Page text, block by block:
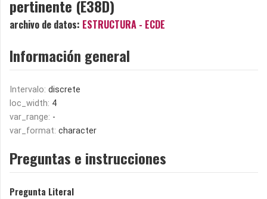
pertinente (E38D)
archivo de datos: ESTRUCTURA - ECDE
Información general
Intervalo: discrete
loc_width: 4
var_range: -
var_format: character
Preguntas e instrucciones
Pregunta Literal